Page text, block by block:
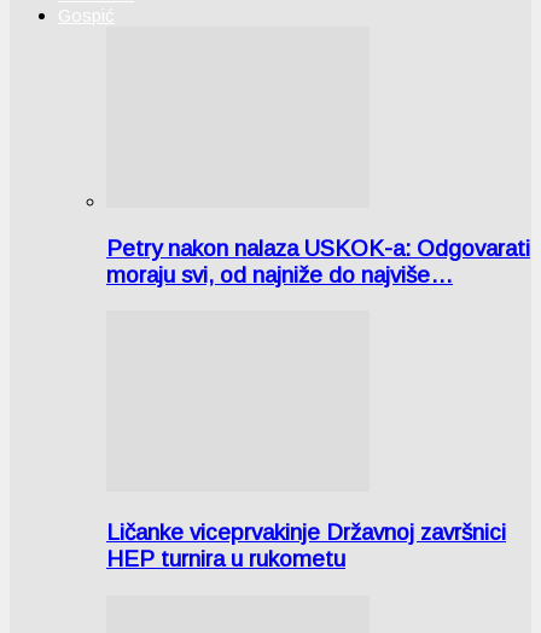
Gospić
Petry nakon nalaza USKOK-a: Odgovarati
moraju svi, od najniže do najviše…
Ličanke viceprvakinje Državnoj završnici
HEP turnira u rukometu